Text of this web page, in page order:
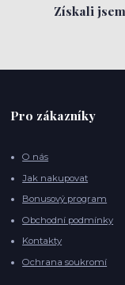
Získali
Pro zákazníky
O nás
Jak nakupovat
Bonusový program
Obchodní podmínky
Kontakty
Ochrana soukromí